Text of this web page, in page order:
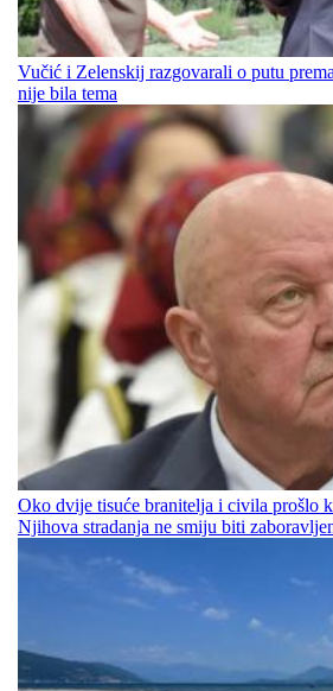
Vučić i Zelenskij razgovarali o putu
nije bila tema
Oko dvije tisuće branitelja i civila prošlo
Njihova stradanja ne smiju biti